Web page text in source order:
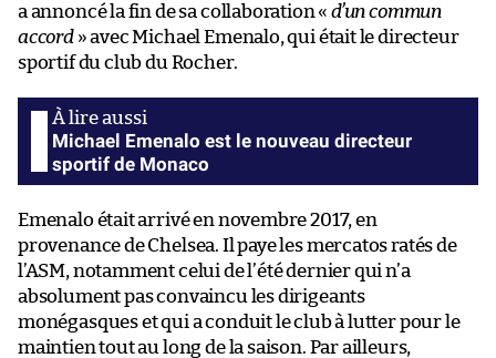
a annoncé la fin de sa collaboration « d’un commun
accord» avec Michael Emenalo, qui était le directeur
sportif du club du Rocher.
Michael Emenalo est le nouveau directeur
sportif de Monaco
Emenalo était arrivé en novembre 2017, en
provenance de Chelsea. Il paye les mercatos ratés de
l’ASM, notamment celui de l’été dernier qui n’a
absolument pas convaincu les dirigeants
monégasques et qui a conduit le club à lutter pour le
maintien tout au long de la saison. Par ailleurs,